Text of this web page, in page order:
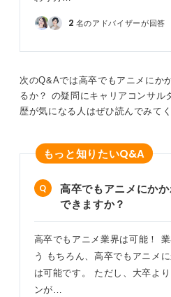
2 名のアドバイザーが回答
次のQ&Aでは高卒でもアニメにか
るか？ の疑問にキャリアコンサル
歴が気になる人はぜひ読んでみてく
もっと知りたいQ&A
高卒でもアニメにか
できますか？
高卒でもアニメ業界は可能！
う もちろん、高卒でもアニメ
は可能です。 ただし、大卒よ
ンが…